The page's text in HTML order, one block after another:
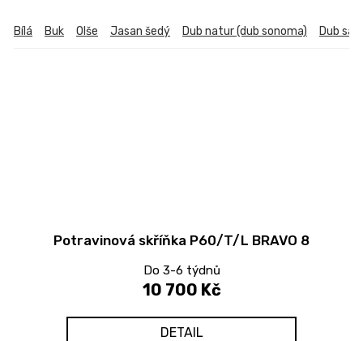
Bílá Buk Olše Jasan šedý Dub natur (dub sonoma) Dub
Potravinová skříňka P60/T/L BRAVO 8
Do 3-6 týdnů
10 700 Kč
DETAIL